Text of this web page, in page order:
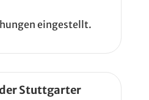
eingestellt.
Stuttgarter